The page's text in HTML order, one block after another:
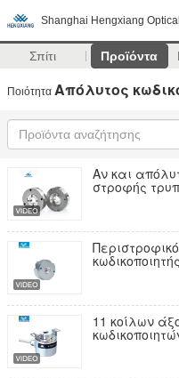
Shanghai Hengxiang
Σπίτι Προϊόντα
Ποιότητα Απόλυτος
Αν και
στροφής
11 κοίλων